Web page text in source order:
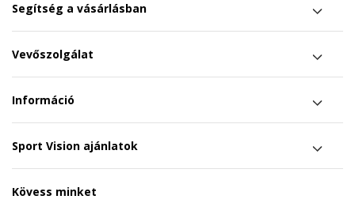
Segítség a vásárlásban
Vevőszolgálat
Információ
Sport Vision ajánlatok
Kövess minket